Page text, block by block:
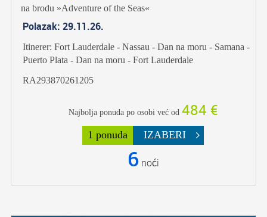
6noći
na brodu »Adventure of the Seas«
Polazak: 29.11.26.
Itinerer: Fort Lauderdale - Nassau - Dan na moru - Samana -
Puerto Plata - Dan na moru - Fort Lauderdale
RA293870261205
Najbolja ponuda po osobi već od 484 €
1 ponuda IZABERI